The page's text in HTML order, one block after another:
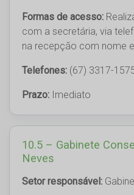
Formas de acesso:
com a secretária, via
na recepção com nome e
Telefones: (67) 3317-
Prazo: Imediato
10.5 – Gabinete
Neves
Setor responsável: